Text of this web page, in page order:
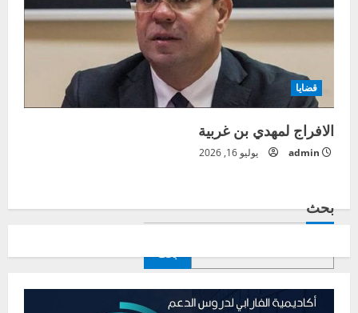
قضايا
الافراج لمهدي بن غربية
admin يوليو 16, 2026
بحث
بحث